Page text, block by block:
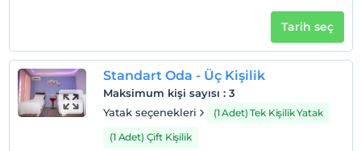
Çocuklar
2 yaşına kadar olan bebekler ücretsizdir.
Her bir oda için 1. çocuk 6 yaşına kadar ücretsizdir
Her bir oda için 2. çocuk 6 yaşına kadar ücretsizdir
Tarih seç
Standart Oda - Üç Kişilik
Maksimum kişi sayısı : 3
Yatak seçenekleri
(1 Adet) Tek Kişilik Yatak
(1 Adet) Çift Kişilik